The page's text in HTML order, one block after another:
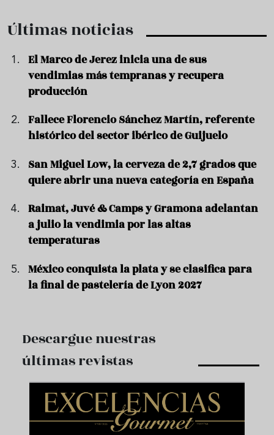
Últimas noticias
El Marco de Jerez inicia una de sus
vendimias más tempranas y recupera
producción
Fallece Florencio Sánchez Martín, referente
histórico del sector ibérico de Guijuelo
San Miguel Low, la cerveza de 2,7 grados que
quiere abrir una nueva categoría en España
Raimat, Juvé & Camps y Gramona adelantan
a julio la vendimia por las altas
temperaturas
México conquista la plata y se clasifica para
la final de pastelería de Lyon 2027
Descargue nuestras
últimas revistas